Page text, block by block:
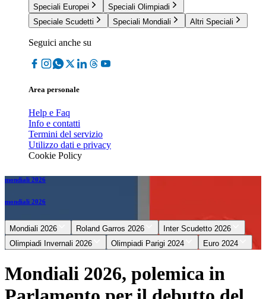
Speciali Europei
Speciali Olimpiadi
Speciale Scudetti
Speciali Mondiali Altri Speciali
Seguici anche su
Area personale
Help e Faq
Info e contatti
Termini del servizio
Utilizzo dati e privacy
Cookie Policy
mondiali 2026
mondiali 2026
Mondiali 2026 Roland Garros 2026
Inter Scudetto 2026
Olimpiadi Invernali 2026
Olimpiadi Parigi 2024 Euro 2024
Mondiali 2026, polemica in